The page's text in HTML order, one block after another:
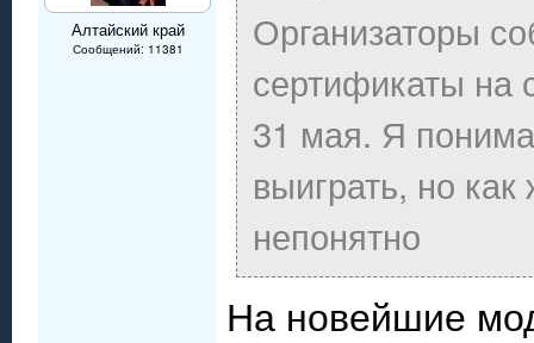
Алтайский край
Сообщений: 11381
Организаторы
сертификаты на
31 мая. Я
выиграть, но
непонятно
На новейшие